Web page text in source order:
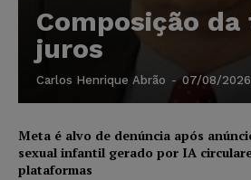
Composição da
juros
Carlos Henrique Abrão - 07/08/2026
Meta é alvo de denúncia após
sexual infantil gerado por IA
plataformas